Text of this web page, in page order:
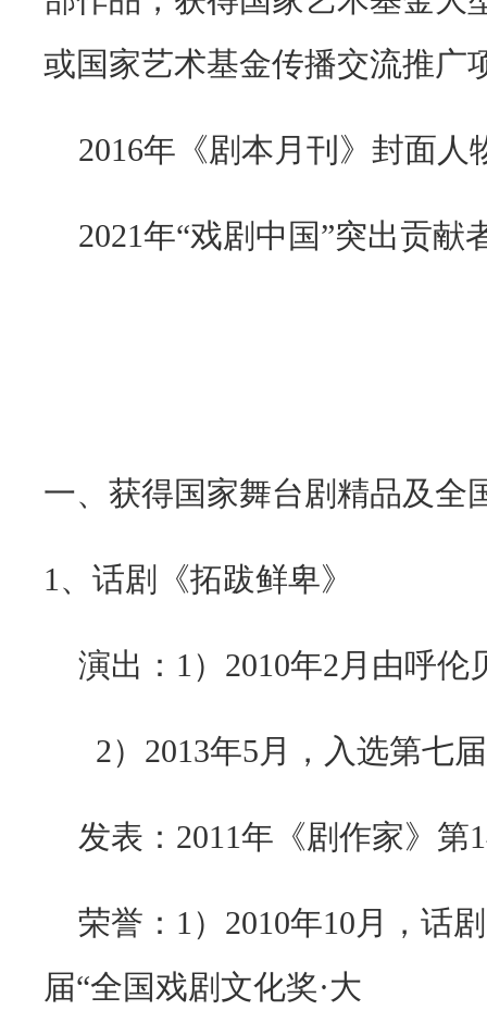
或国家艺术基金传播交流推广
2016年《剧本月刊》封面人
2021年“戏剧中国”突出贡献
一、获得国家舞台剧精品及全
1 、话剧《拓跋鲜卑》
演出： 1 ） 2010年2 月由呼伦
2） 2013年5 月，入选第七
发表： 2011年《剧作家》第1
荣誉： 1 ） 2010年10 月，话
届“全国戏剧文化奖·大